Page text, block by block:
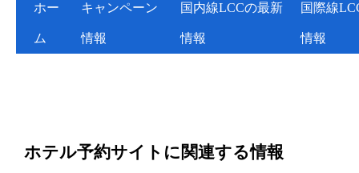
ホー
ム
キャンペーン
情報
国内線LCCの最新
情報
国際線
情報
ホテル予約サイトに関連する情報